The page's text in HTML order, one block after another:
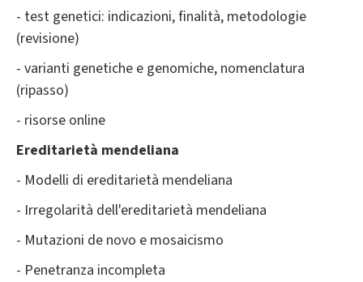
- test genetici: indicazioni, finalità, metodologie
(revisione)
- varianti genetiche e genomiche, nomenclatura
(ripasso)
- risorse online
Ereditarietà mendeliana
- Modelli di ereditarietà mendeliana
- Irregolarità dell'ereditarietà mendeliana
- Mutazioni de novo e mosaicismo
- Penetranza incompleta